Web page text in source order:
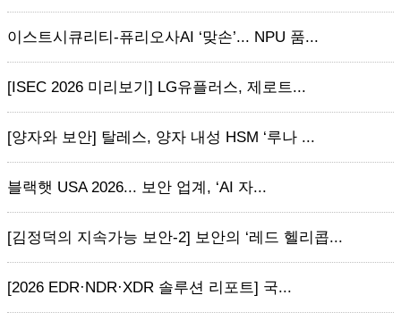
이스트시큐리티-퓨리오사AI ‘맞손’... NPU 품...
[ISEC 2026 미리보기] LG유플러스, 제로트...
[양자와 보안] 탈레스, 양자 내성 HSM ‘루나 ...
블랙햇 USA 2026... 보안 업계, ‘AI 자...
[김정덕의 지속가능 보안-2] 보안의 ‘레드 헬리콥...
[2026 EDR·NDR·XDR 솔루션 리포트] 국...